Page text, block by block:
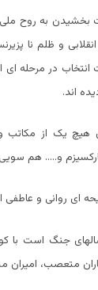
به روح ملی
و ظلم نا
در مرحله ای
اند.
یک از مکاتب
و….. هم
ای روانی و عاطفی
جنگ است با
متعصب،